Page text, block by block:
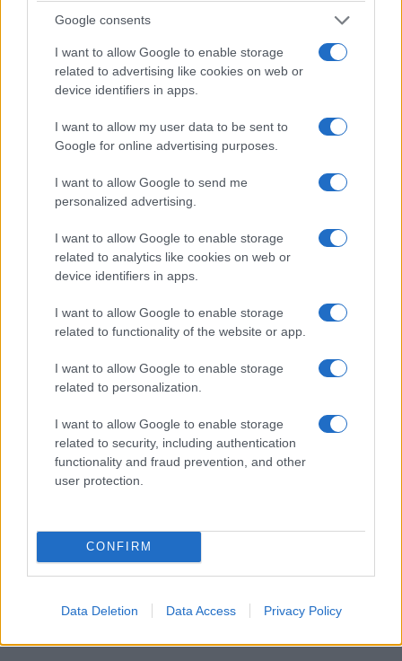
Google consents
I want to allow Google to enable storage
related to advertising like cookies on web or
device identifiers in apps.
I want to allow my user data to be sent to
Google for online advertising purposes.
I want to allow Google to send me
personalized advertising.
I want to allow Google to enable storage
related to analytics like cookies on web or
device identifiers in apps.
I want to allow Google to enable storage
related to functionality of the website or app.
I want to allow Google to enable storage
related to personalization.
I want to allow Google to enable storage
related to security, including authentication
functionality and fraud prevention, and other
user protection.
CONFIRM
Data Deletion Data Access Privacy Policy